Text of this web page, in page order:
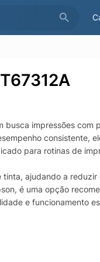
busca impressões com
consistente,
para rotinas de
ajudando a
é uma opção
e funcionamento